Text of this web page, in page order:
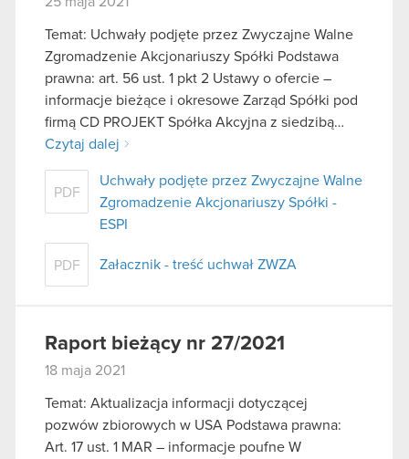
Temat: Uchwały podjęte przez Zwyczajne Walne
Zgromadzenie Akcjonariuszy Spółki Podstawa
prawna: art. 56 ust. 1 pkt 2 Ustawy o ofercie –
informacje bieżące i okresowe Zarząd Spółki pod
firmą CD PROJEKT Spółka Akcyjna z siedzibą…
Czytaj dalej
PDF
Uchwały podjęte przez Zwyczajne Walne
Zgromadzenie Akcjonariuszy Spółki -
ESPI
PDF Załacznik - treść uchwał ZWZA
Raport bieżący nr 27/2021
18 maja 2021
Temat: Aktualizacja informacji dotyczącej
pozwów zbiorowych w USA Podstawa prawna:
Art. 17 ust. 1 MAR – informacje poufne W